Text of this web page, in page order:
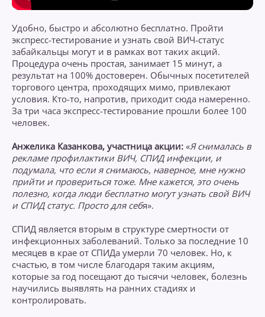
Удобно, быстро и абсолютно бесплатно. Пройти
экспресс-тестирование и узнать свой ВИЧ-статус
забайкальцы могут и в рамках вот таких акций.
Процедура очень простая, занимает 15 минут, а
результат на 100% достоверен. Обычных посетителей
торгового центра, проходящих мимо, привлекают
условия. Кто-то, напротив, приходит сюда намеренно.
За три часа экспресс-тестирование прошли более 100
человек.
Анжелика Казанкова, участница акции: «Я снималась в
рекламе профилактики ВИЧ, СПИД инфекции, и
подумала, что если я снимаюсь, наверное, мне нужно
прийти и провериться тоже. Мне кажется, это очень
полезно, когда люди бесплатно могут узнать свой ВИЧ
и СПИД статус. Просто для себя».
СПИД является вторым в структуре смертности от
инфекционных заболеваний. Только за последние 10
месяцев в крае от СПИДа умерли 70 человек. Но, к
счастью, в том числе благодаря таким акциям,
которые за год посещают до тысячи человек, болезнь
научились выявлять на ранних стадиях и
контролировать.